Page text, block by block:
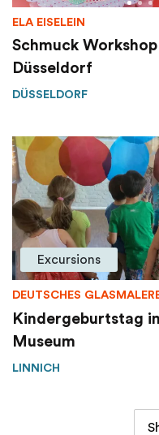
ELA EISELEIN
Schmuck
Düsseldorf
DÜSSELDORF
Excursions
DEUTSCHES
Kindergeburtstag
Museum
LINNICH